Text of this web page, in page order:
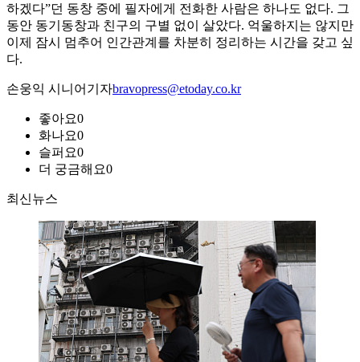
하겠다”던 동창 중에 필자에게 전화한 사람은 하나도 없다. 그
동안 동기동창과 친구의 구별 없이 살았다. 억울하지는 않지만
이제 잠시 멈추어 인간관계를 차분히 정리하는 시간을 갖고 싶
다.
손웅익 시니어기자bravopress@etoday.co.kr
좋아요0
화나요0
슬퍼요0
더 궁금해요0
최신뉴스